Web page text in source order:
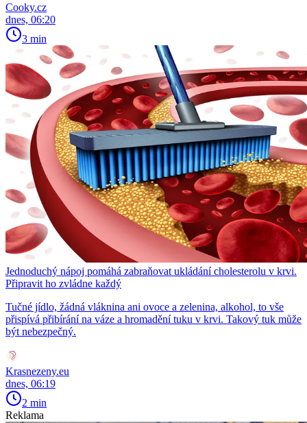
Cooky.cz
dnes, 06:20
3 min
Jednoduchý nápoj pomáhá zabraňovat ukládání cholesterolu v krvi.
Připravit ho zvládne každý
Tučné jídlo, žádná vláknina ani ovoce a zelenina, alkohol, to vše
přispívá přibírání na váze a hromadění tuku v krvi. Takový tuk může
být nebezpečný.
Krasnezeny.eu
dnes, 06:19
2 min
Reklama